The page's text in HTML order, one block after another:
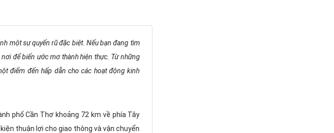
một sự quyến rũ đặc biệt. Nếu bạn đang tìm
để biến ước mơ thành hiện thực. Từ những
điểm đến hấp dẫn cho các hoạt động kinh
phố Cần Thơ khoảng 72 km về phía Tây
thuận lợi cho giao thông và vận chuyển